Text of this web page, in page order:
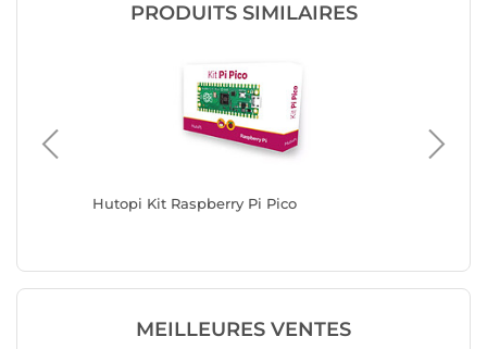
PRODUITS SIMILAIRES
Hutopi Kit Raspberry Pi Pico
MEILLEURES VENTES